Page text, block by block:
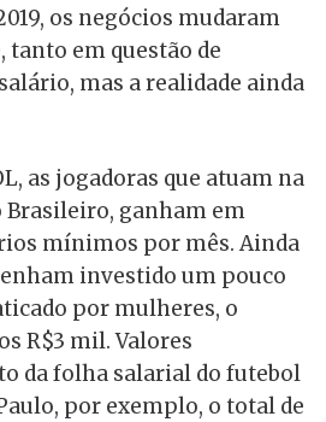
os negócios mudaram
em questão de
mas a realidade ainda
as jogadoras que atuam na
ganham em
mínimos por mês. Ainda
investido um pouco
por mulheres, o
R$3 mil. Valores
da folha salarial do futebol
por exemplo, o total de